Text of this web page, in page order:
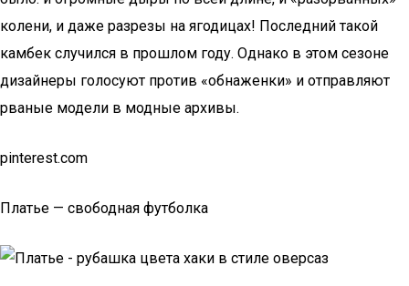
колени, и даже разрезы на ягодицах! Последний такой
камбек случился в прошлом году. Однако в этом сезоне
дизайнеры голосуют против «обнаженки» и отправляют
рваные модели в модные архивы.
pinterest.com
Платье — свободная футболка